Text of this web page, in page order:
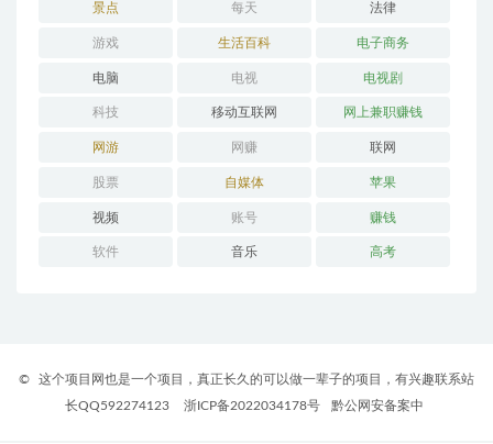
景点 每天 法律
游戏 生活百科 电子商务
电脑 电视 电视剧
科技 移动互联网 网上兼职赚钱
网游 网赚 联网
股票 自媒体 苹果
视频 账号 赚钱
软件 音乐 高考
©
这个项目网也是一个项目，真正长久的可以做一辈子的项目，有兴趣联系站
长QQ592274123
浙ICP备2022034178号 黔公网安备案中